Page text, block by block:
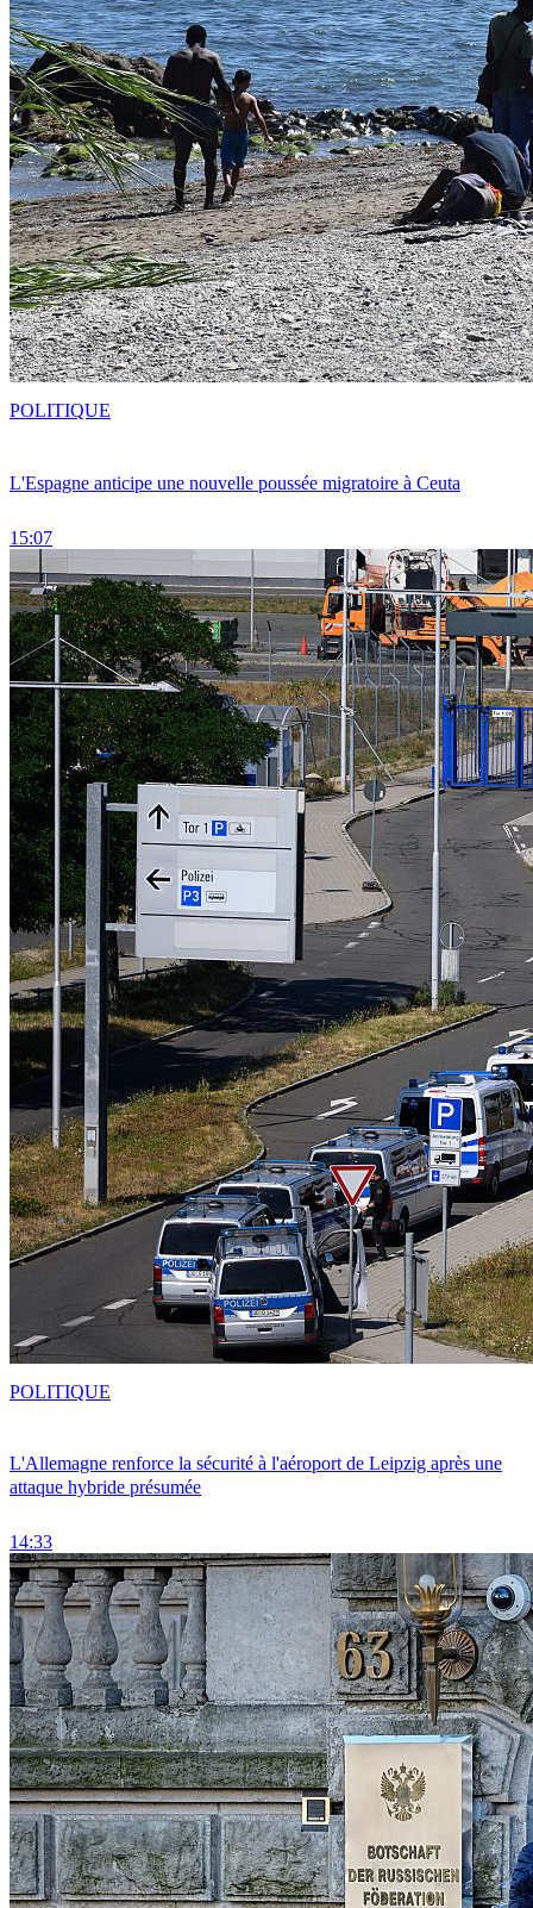
L'Espagne anticipe une nouvelle poussée migratoire à Ceuta
15:07
POLITIQUE
L'Allemagne renforce la sécurité à l'aéroport de Leipzig après une
attaque hybride présumée
14:33
POLITIQUE